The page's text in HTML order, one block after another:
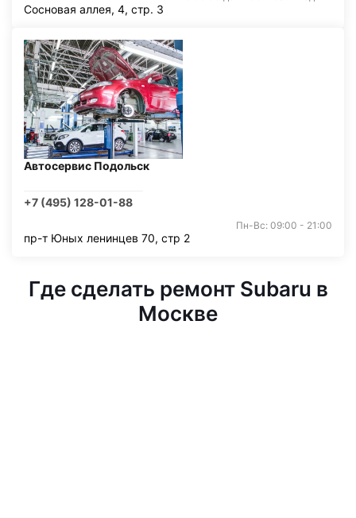
Сосновая аллея, 4, стр. 3
Автосервис Подольск
+7 (495) 128-01-88
Пн-Вс: 09:00 - 21:00
пр-т Юных ленинцев 70, стр 2
Где сделать ремонт Subaru в
Москве